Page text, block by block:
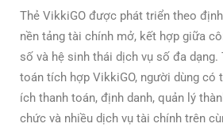
Thẻ VikkiGO được phát triển theo
nền tảng tài chính mở, kết hợp giữa
số và hệ sinh thái dịch vụ số đa dạng.
toán tích hợp VikkiGO, người dùng có
ích thanh toán, định danh, quản lý
chức và nhiều dịch vụ tài chính trên